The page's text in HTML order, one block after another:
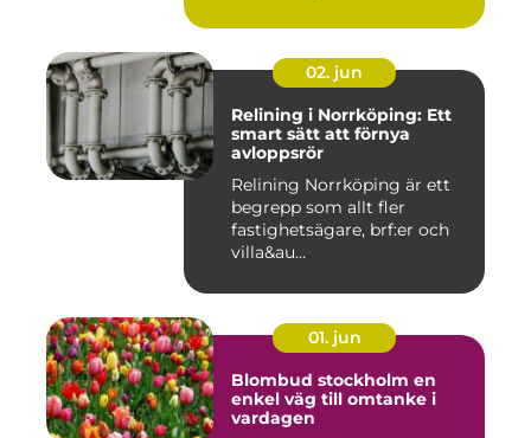
02. jun
Relining i Norrköping: Ett
smart sätt att förnya
avloppsrör
Relining Norrköping är ett
begrepp som allt fler
fastighetsägare, brf:er och
villa&au...
01. jun
Blombud stockholm en
enkel väg till omtanke i
vardagen